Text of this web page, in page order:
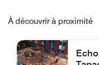
À découvrir à proximité